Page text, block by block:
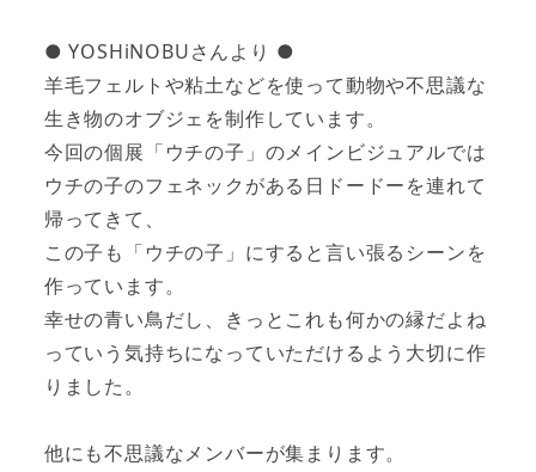
● YOSHiNOBUさんより ●
羊毛フェルトや粘土などを使って動物や不思議な
生き物のオブジェを制作しています。
今回の個展「ウチの子」のメインビジュアルでは
ウチの子のフェネックがある日ドードーを連れて
帰ってきて、
この子も「ウチの子」にすると言い張るシーンを
作っています。
幸せの青い鳥だし、きっとこれも何かの縁だよね
っていう気持ちになっていただけるよう大切に作
りました。
他にも不思議なメンバーが集まります。